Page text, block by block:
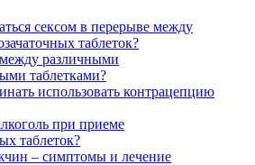
сексом в перерыве между
таблеток?
различными
таблетками?
использовать контрацепцию
при приеме
таблеток?
– симптомы и лечение